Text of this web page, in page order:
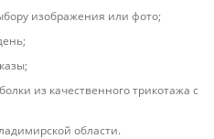
изображения или фото;
из качественного трикотажа с
области.